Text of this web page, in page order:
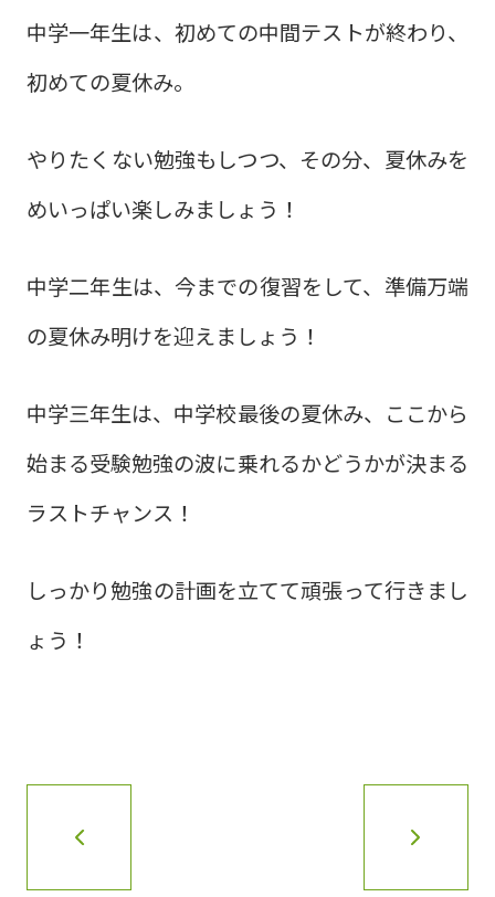
中学一年生は、初めての中間テストが終わり、
初めての夏休み。
やりたくない勉強もしつつ、その分、夏休みを
めいっぱい楽しみましょう！
中学二年生は、今までの復習をして、準備万端
の夏休み明けを迎えましょう！
中学三年生は、中学校最後の夏休み、ここから
始まる受験勉強の波に乗れるかどうかが決まる
ラストチャンス！
しっかり勉強の計画を立てて頑張って行きまし
ょう！